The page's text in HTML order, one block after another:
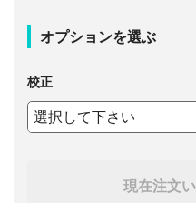
オプションを選ぶ
校正
現在注文